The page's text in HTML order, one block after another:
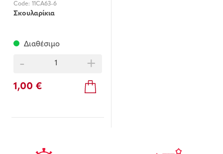
Code: 11CA63-6
Σκουλαρίκια
Διαθέσιμο
- +
1,00 €